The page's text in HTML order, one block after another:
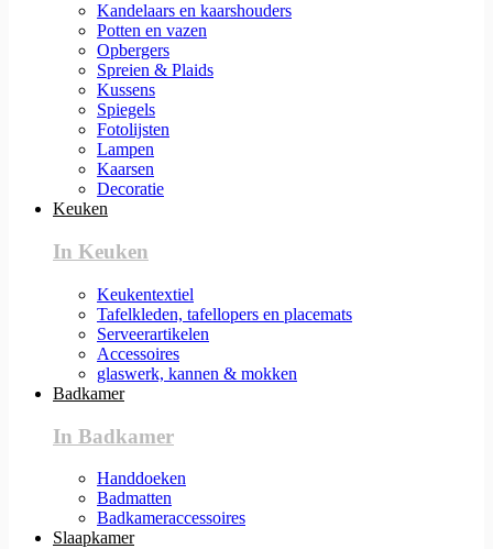
Kandelaars en kaarshouders
Potten en vazen
Opbergers
Spreien & Plaids
Kussens
Spiegels
Fotolijsten
Lampen
Kaarsen
Decoratie
Keuken
In Keuken
Keukentextiel
Tafelkleden, tafellopers en placemats
Serveerartikelen
Accessoires
glaswerk, kannen & mokken
Badkamer
In Badkamer
Handdoeken
Badmatten
Badkameraccessoires
Slaapkamer